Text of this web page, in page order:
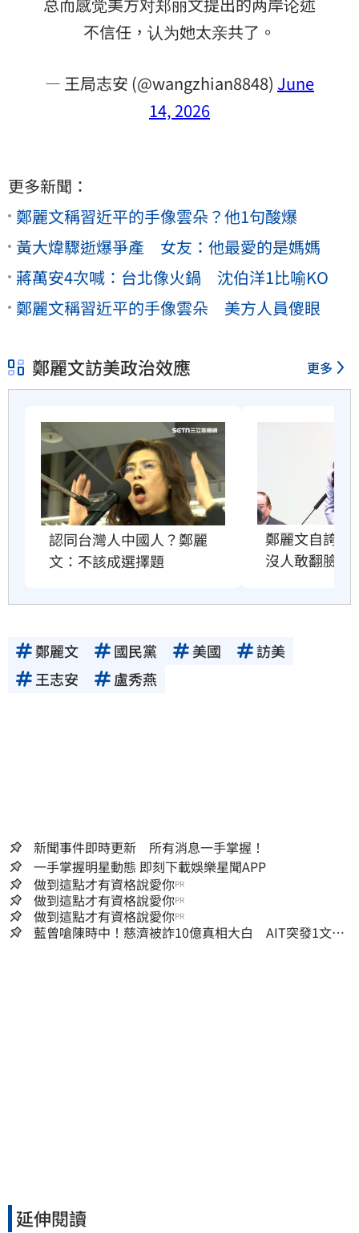
不信任，认为她太亲共了。
— 王局志安 (@wangzhian8848) June
14, 2026
更多新聞：
鄭麗文稱習近平的手像雲朵？他1句酸爆
黃大煒驟逝爆爭產 女友：他最愛的是媽媽
蔣萬安4次喊：台北像火鍋 沈伯洋1比喻KO
鄭麗文稱習近平的手像雲朵 美方人員傻眼
鄭麗文訪美政治效應 更多
認同台灣人中國人？鄭麗
文：不該成選擇題
鄭麗文自誇很
沒人敢翻臉原
鄭麗文 國民黨 美國
訪美
王志安
盧秀燕
新聞事件即時更新 所有消息一手掌握！
一手掌握明星動態 即刻下載娛樂星聞APP
做到這點才有資格說愛你PR
做到這點才有資格說愛你PR
做到這點才有資格說愛你PR
藍曾嗆陳時中！慈濟被詐10億真相大白 AIT突發1文酸
延伸閱讀